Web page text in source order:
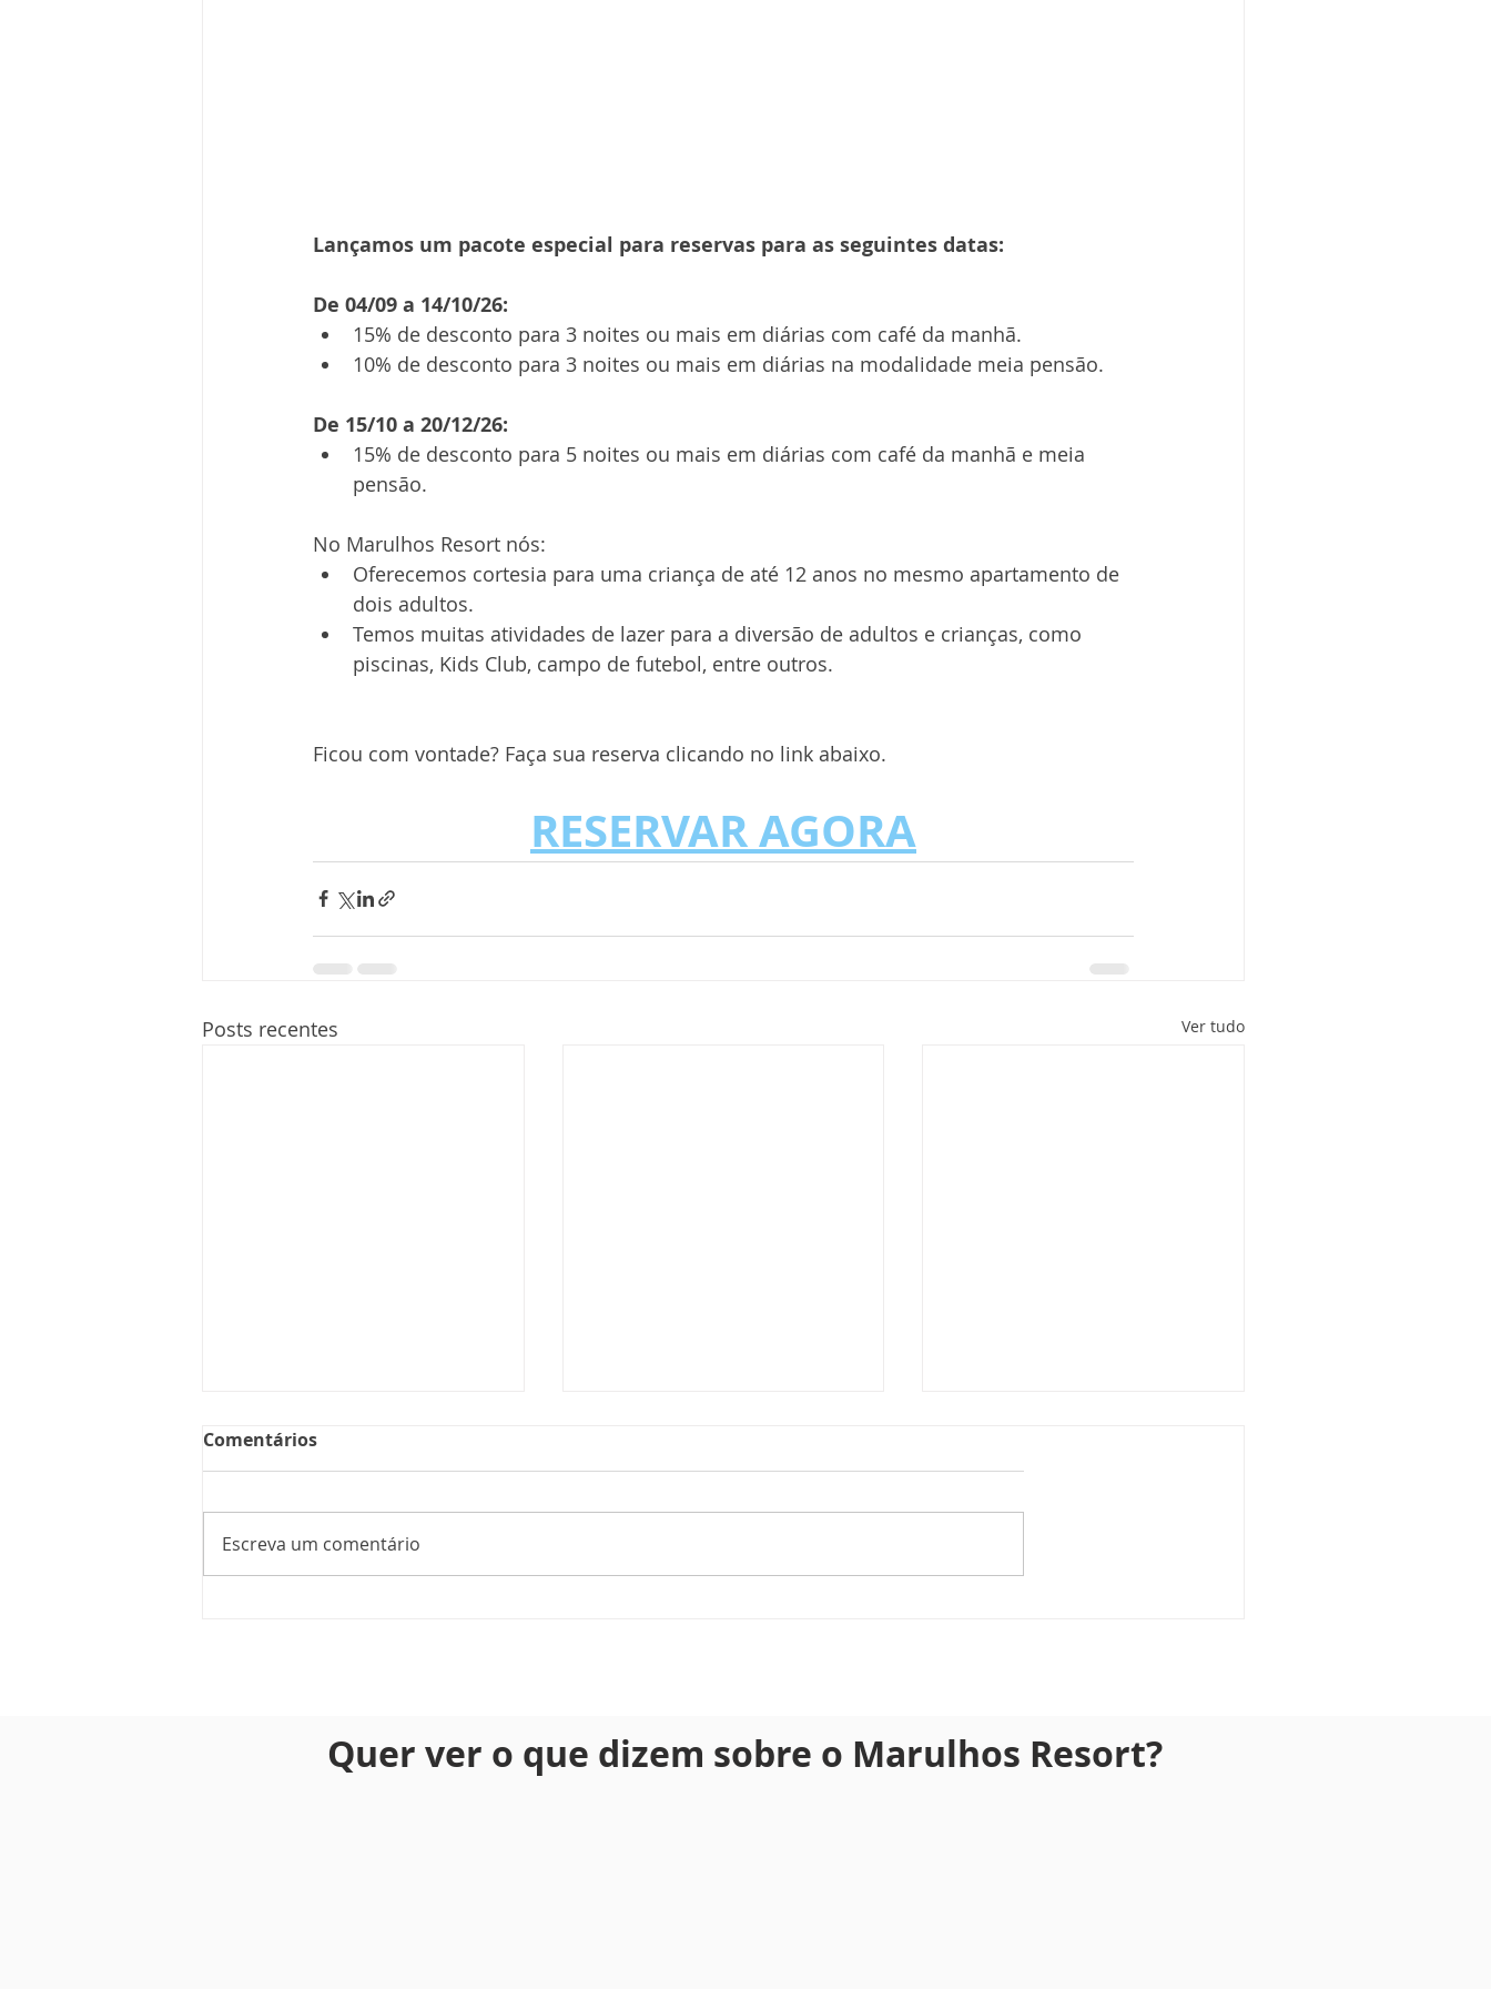
Lançamos um pacote especial para reservas para as seguintes datas:
De 04/09 a 14/10/26:
15% de desconto para 3 noites ou mais em diárias com café da manhã.
10% de desconto para 3 noites ou mais em diárias na modalidade meia pensão.
De 15/10 a 20/12/26:
15% de desconto para 5 noites ou mais em diárias com café da manhã e meia
pensão.
No Marulhos Resort nós:
Oferecemos cortesia para uma criança de até 12 anos no mesmo apartamento de
dois adultos.
Temos muitas atividades de lazer para a diversão de adultos e crianças, como
piscinas, Kids Club, campo de futebol, entre outros.
Ficou com vontade? Faça sua reserva clicando no link abaixo.
RESERVAR AGORA
Posts recentes Ver tudo
Comentários
Escreva um comentário
Quer ver o que dizem sobre o Marulhos Resort?